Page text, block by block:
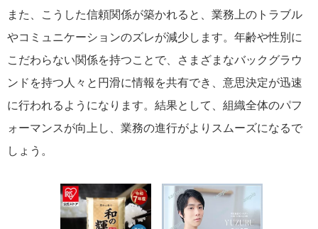
また、こうした信頼関係が築かれると、業務上のトラブル
やコミュニケーションのズレが減少します。年齢や性別に
こだわらない関係を持つことで、さまざまなバックグラウ
ンドを持つ人々と円滑に情報を共有でき、意思決定が迅速
に行われるようになります。結果として、組織全体のパフ
ォーマンスが向上し、業務の進行がよりスムーズになるで
しょう。